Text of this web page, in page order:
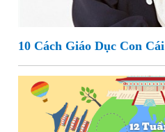
10 Cách Giáo Dục Con